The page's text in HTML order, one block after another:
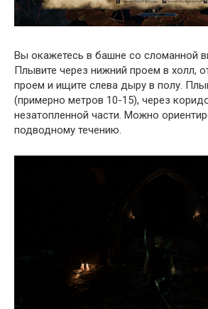
Вы окажетесь в башне со сломанной
Плывите через нижний проем в холл,
проем и ищите слева дыру в полу.
(примерно метров 10-15), через
незатопленной части. Можно
подводному течению.